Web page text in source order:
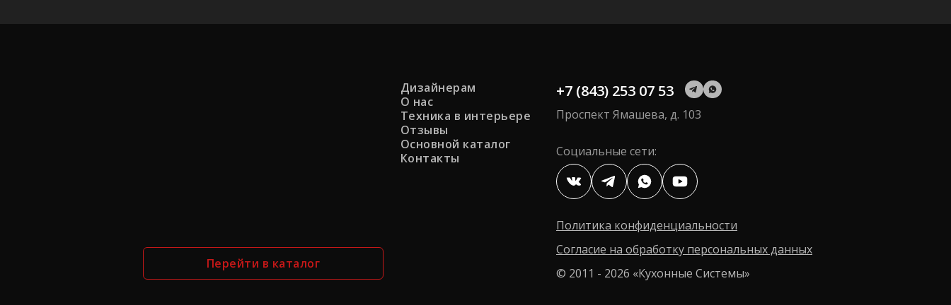
Перейти в каталог
Дизайнерам
О нас
Техника в интерьере
Отзывы
Основной каталог
Контакты
+7 (843) 253 07 53
Проспект Ямашева, д. 103
Социальные сети:
Политика конфиденциальности
Согласие на обработку персональных данных
© 2011 - 2026 «Кухонные Системы»